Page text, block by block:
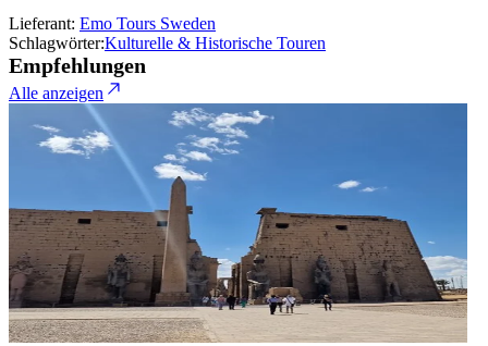
Lieferant: Emo Tours Sweden
Schlagwörter:Kulturelle & Historische Touren
Empfehlungen
Alle anzeigen